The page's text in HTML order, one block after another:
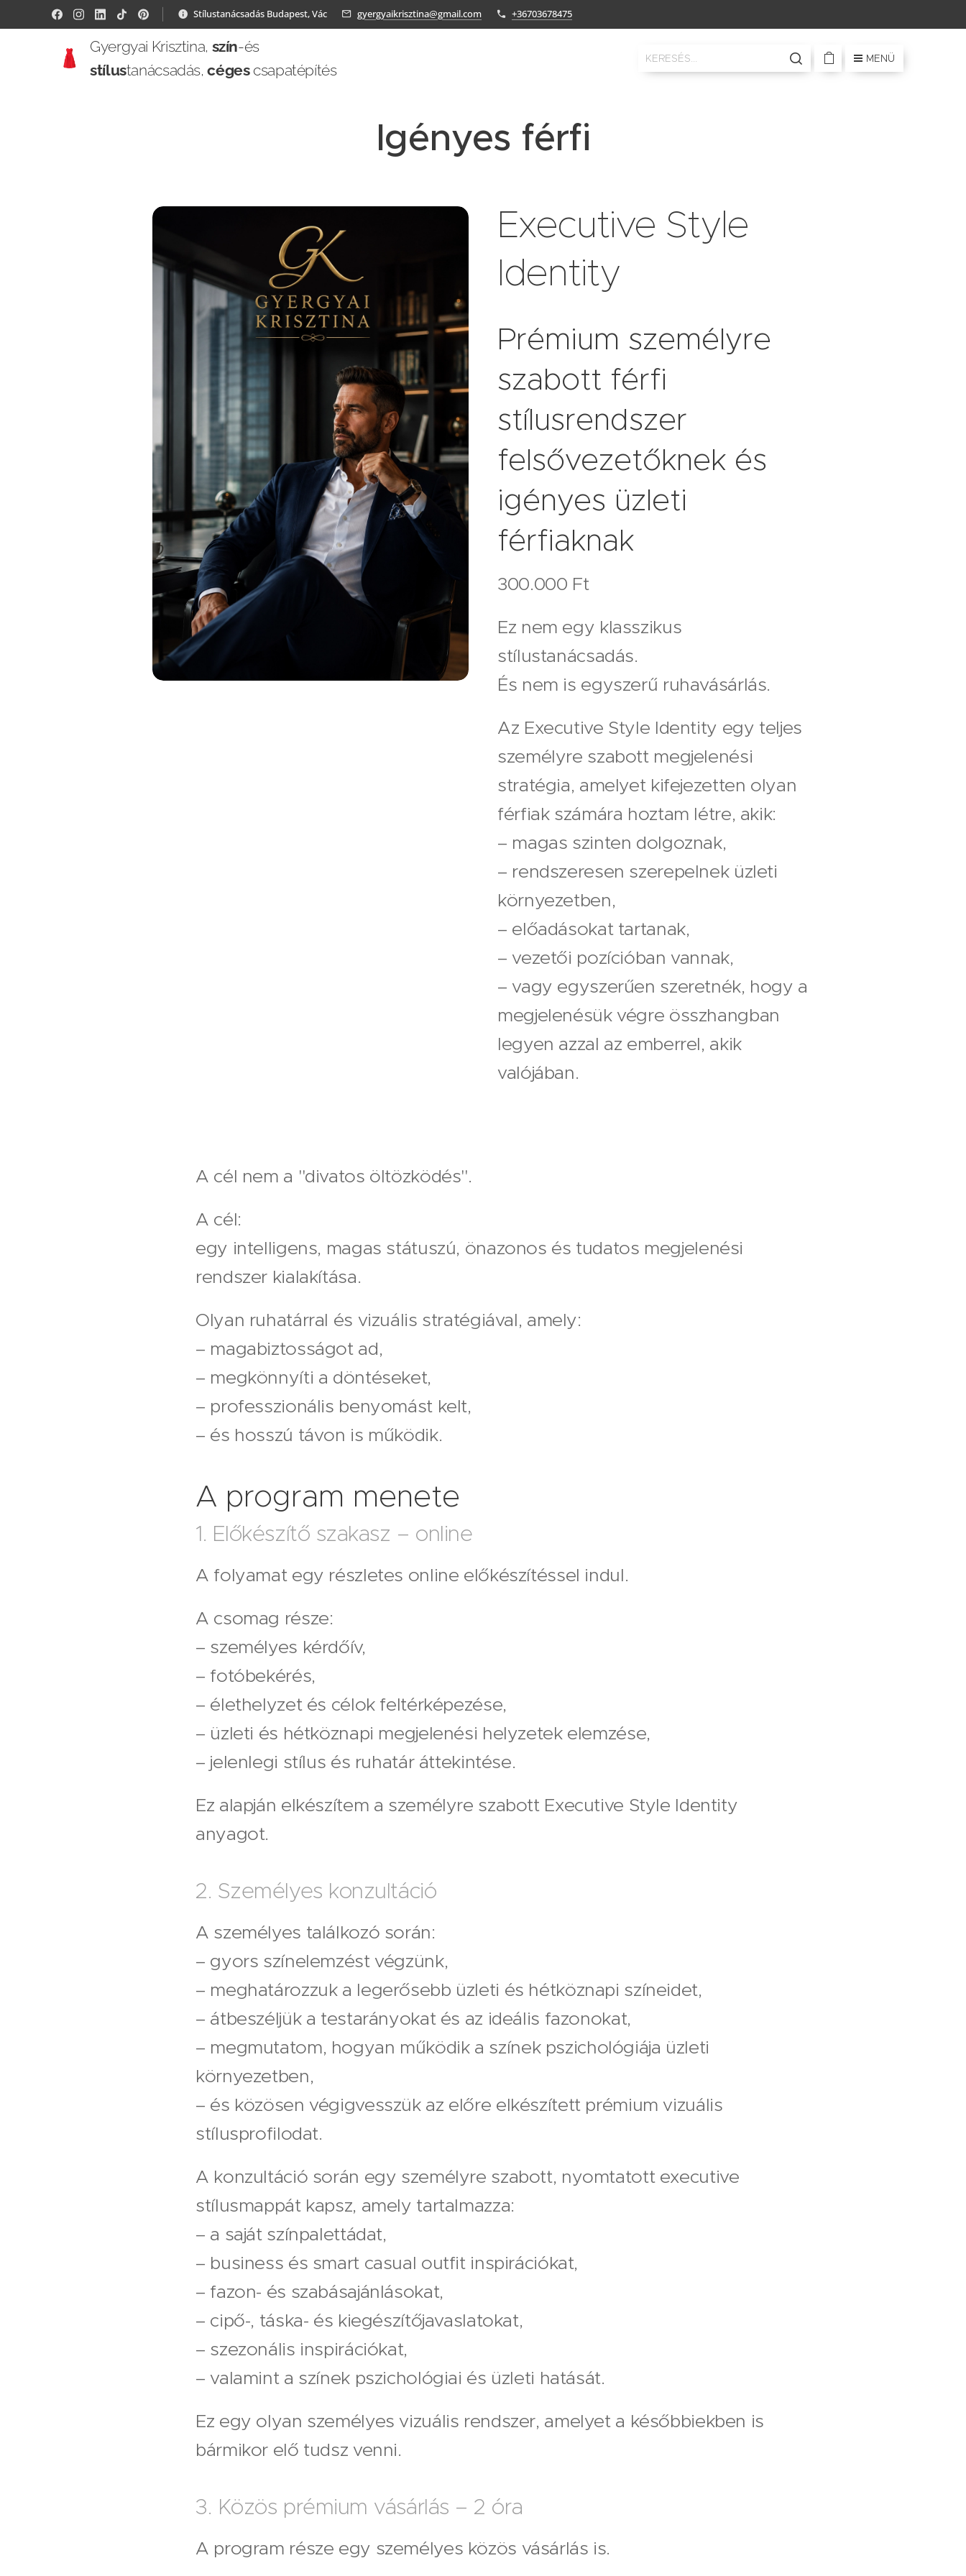
Stílustanácsadás Budapest, Vác gyergyaikrisztina@gmail.com +36703678475
Gyergyai Krisztina, szín-és
stílustanácsadás,cégescsapatépítés
MENÜ
Igényes férfi
Executive Style
Identity
Prémium személyre
szabott férfi
stílusrendszer
felsővezetőknek és
igényes üzleti
férfiaknak
300.000 Ft
Ez nem egy klasszikus
stílustanácsadás.
És nem is egyszerű ruhavásárlás.
Az Executive Style Identity egy teljes
személyre szabott megjelenési
stratégia, amelyet kifejezetten olyan
férfiak számára hoztam létre, akik:
– magas szinten dolgoznak,
– rendszeresen szerepelnek üzleti
környezetben,
– előadásokat tartanak,
– vezetői pozícióban vannak,
– vagy egyszerűen szeretnék, hogy a
megjelenésük végre összhangban
legyen azzal az emberrel, akik
valójában.
A cél nem a "divatos öltözködés".
A cél:
egy intelligens, magas státuszú, önazonos és tudatos megjelenési
rendszer kialakítása.
Olyan ruhatárral és vizuális stratégiával, amely:
– magabiztosságot ad,
– megkönnyíti a döntéseket,
– professzionális benyomást kelt,
– és hosszú távon is működik.
A program menete
1. Előkészítő szakasz – online
A folyamat egy részletes online előkészítéssel indul.
A csomag része:
– személyes kérdőív,
– fotóbekérés,
– élethelyzet és célok feltérképezése,
– üzleti és hétköznapi megjelenési helyzetek elemzése,
– jelenlegi stílus és ruhatár áttekintése.
Ez alapján elkészítem a személyre szabott Executive Style Identity
anyagot.
2. Személyes konzultáció
A személyes találkozó során:
– gyors színelemzést végzünk,
– meghatározzuk a legerősebb üzleti és hétköznapi színeidet,
– átbeszéljük a testarányokat és az ideális fazonokat,
– megmutatom, hogyan működik a színek pszichológiája üzleti
környezetben,
– és közösen végigvesszük az előre elkészített prémium vizuális
stílusprofilodat.
A konzultáció során egy személyre szabott, nyomtatott executive
stílusmappát kapsz, amely tartalmazza:
– a saját színpalettádat,
– business és smart casual outfit inspirációkat,
– fazon- és szabásajánlásokat,
– cipő-, táska- és kiegészítőjavaslatokat,
– szezonális inspirációkat,
– valamint a színek pszichológiai és üzleti hatását.
Ez egy olyan személyes vizuális rendszer, amelyet a későbbiekben is
bármikor elő tudsz venni.
3. Közös prémium vásárlás – 2 óra
A program része egy személyes közös vásárlás is.